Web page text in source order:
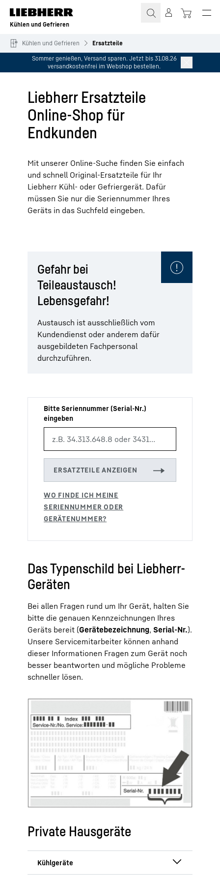
Zum Inhalt springen
Kühlen und Gefrieren
Kühlen und Gefrieren Ersatzteile
Sommer genießen, Versand sparen. Jetzt bis 31.08.26
versandkostenfrei im Webshop bestellen.
Liebherr Ersatzteile
Online-Shop für
Endkunden
Mit unserer Online-Suche finden Sie einfach
und schnell Original-Ersatzteile für Ihr
Liebherr Kühl- oder Gefriergerät. Dafür
müssen Sie nur die Seriennummer Ihres
Geräts in das Suchfeld eingeben.
Gefahr bei
Teileaustausch!
Lebensgefahr!
Austausch ist ausschließlich vom
Kundendienst oder anderem dafür
ausgebildeten Fachpersonal
durchzuführen.
→
Das Typenschild bei Liebherr-
Geräten
Bei allen Fragen rund um Ihr Gerät, halten Sie
bitte die genauen Kennzeichnungen Ihres
Geräts bereit (Gerätebezeichnung, Serial-Nr.).
Unsere Servicemitarbeiter können anhand
dieser Informationen Fragen zum Gerät noch
besser beantworten und mögliche Probleme
schneller lösen.
Private Hausgeräte